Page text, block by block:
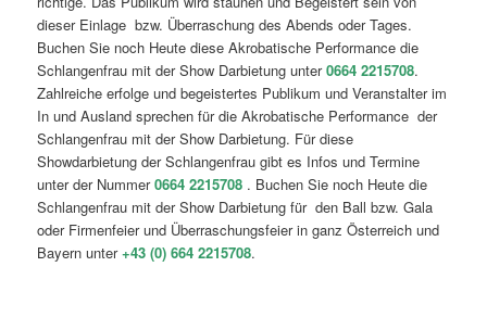
dieser Einlage bzw. Überraschung des Abends oder Tages.
Buchen Sie noch Heute diese Akrobatische Performance die
Schlangenfrau mit der Show Darbietung unter0664 2215708.
Zahlreiche erfolge und begeistertes Publikum und Veranstalter im
In und Ausland sprechen für die Akrobatische Performance der
Schlangenfrau mit der Show Darbietung. Für diese
Showdarbietung der Schlangenfrau gibt es Infos und Termine
unter der Nummer 0664 2215708 . Buchen Sie noch Heute die
Schlangenfrau mit der Show Darbietung für den Ball bzw. Gala
oder Firmenfeier und Überraschungsfeier in ganz Österreich und
Bayern unter+43 (0) 664 2215708.